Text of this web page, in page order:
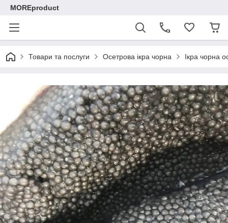
MOREproduct
Товари та послуги Осетрова ікра чорна Ікра чорна